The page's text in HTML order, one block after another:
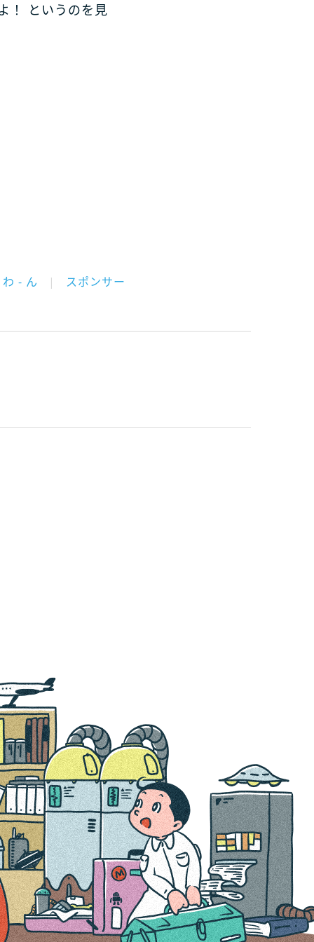
！ というのを見
わ - ん スポンサー